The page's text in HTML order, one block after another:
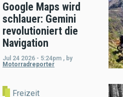
Google Maps wird
schlauer: Gemini
revolutioniert die
Navigation
Jul 24 2026 - 5:24pm , by
Motorradreporter
Freizeit